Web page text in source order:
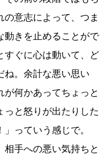
意志によって、つま
動きを止めることがで
すぐに心は動いて、ど
ね。余計な悪い思い
何かあってちょっと
っと怒りが出たりした
っていう感じで。
相手への悪い気持ちと